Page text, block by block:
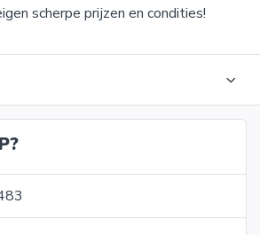
scherpe prijzen en condities!